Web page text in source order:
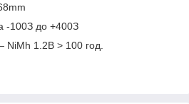
-100З до +400З
NiMh 1.2В > 100 год.